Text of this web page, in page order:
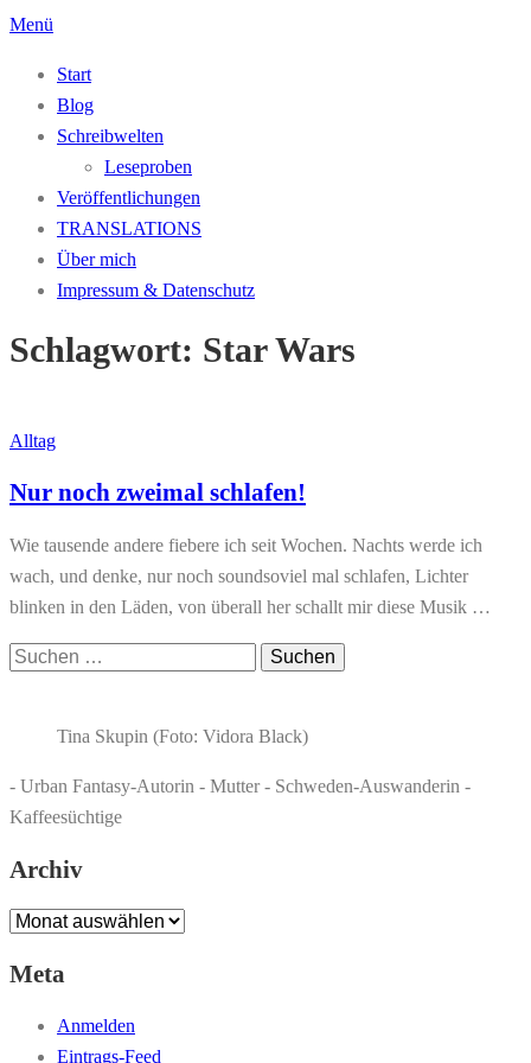
Zum
springen
Menü
Start
Blog
Schreibwelten
Leseproben
Veröffentlichungen
TRANSLATIONS
Über mich
Impressum & Datenschutz
Schlagwort: Star Wars
Alltag
Nur noch zweimal schlafen!
Wie tausende andere fiebere ich seit Wochen. Nachts werde ich
wach, und denke, nur noch soundsoviel mal schlafen, Lichter
blinken in den Läden, von überall her schallt mir diese Musik …
Suchen
Tina Skupin (Foto: Vidora Black)
- Urban Fantasy-Autorin - Mutter - Schweden-Auswanderin -
Kaffeesüchtige
Archiv
Archiv
Meta
Anmelden
Eintrags-Feed